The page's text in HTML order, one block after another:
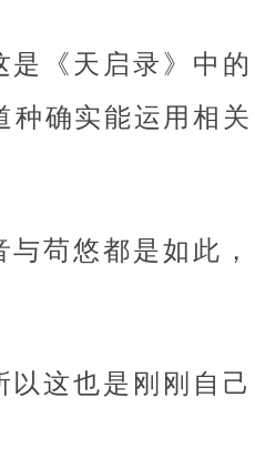
《天启录》中的
种确实能运用相关
苟悠都是如此，
这也是刚刚自己